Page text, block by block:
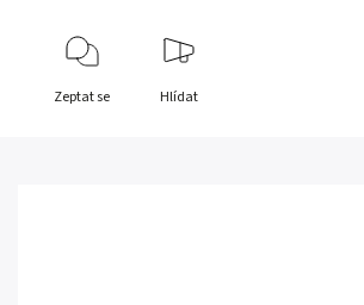
Zeptat se Hlídat